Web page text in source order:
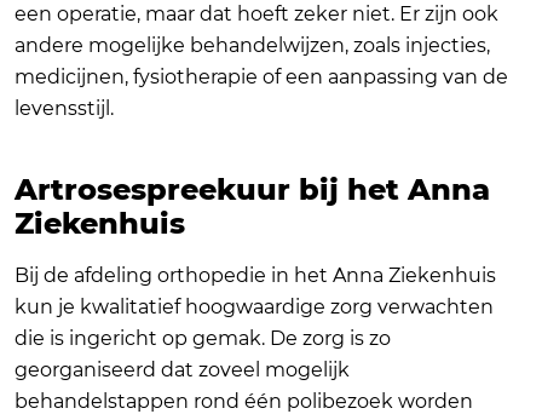
een operatie, maar dat hoeft zeker niet. Er zijn ook
andere mogelijke behandelwijzen, zoals injecties,
medicijnen, fysiotherapie of een aanpassing van de
levensstijl.
Artrosespreekuur bij het Anna
Ziekenhuis
Bij de afdeling orthopedie in het Anna Ziekenhuis
kun je kwalitatief hoogwaardige zorg verwachten
die is ingericht op gemak. De zorg is zo
georganiseerd dat zoveel mogelijk
behandelstappen rond één polibezoek worden